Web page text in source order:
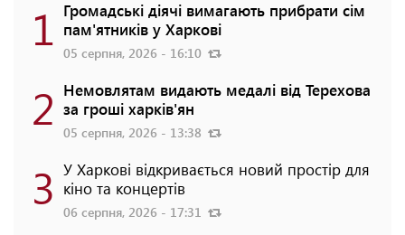
1 Громадські діячі вимагають прибрати сім
пам'ятників у Харкові
05 серпня, 2026 - 16:10
2 Немовлятам видають медалі від Терехова
за гроші харків'ян
05 серпня, 2026 - 13:38
3 У Харкові відкривається новий простір для
кіно та концертів
06 серпня, 2026 - 17:31